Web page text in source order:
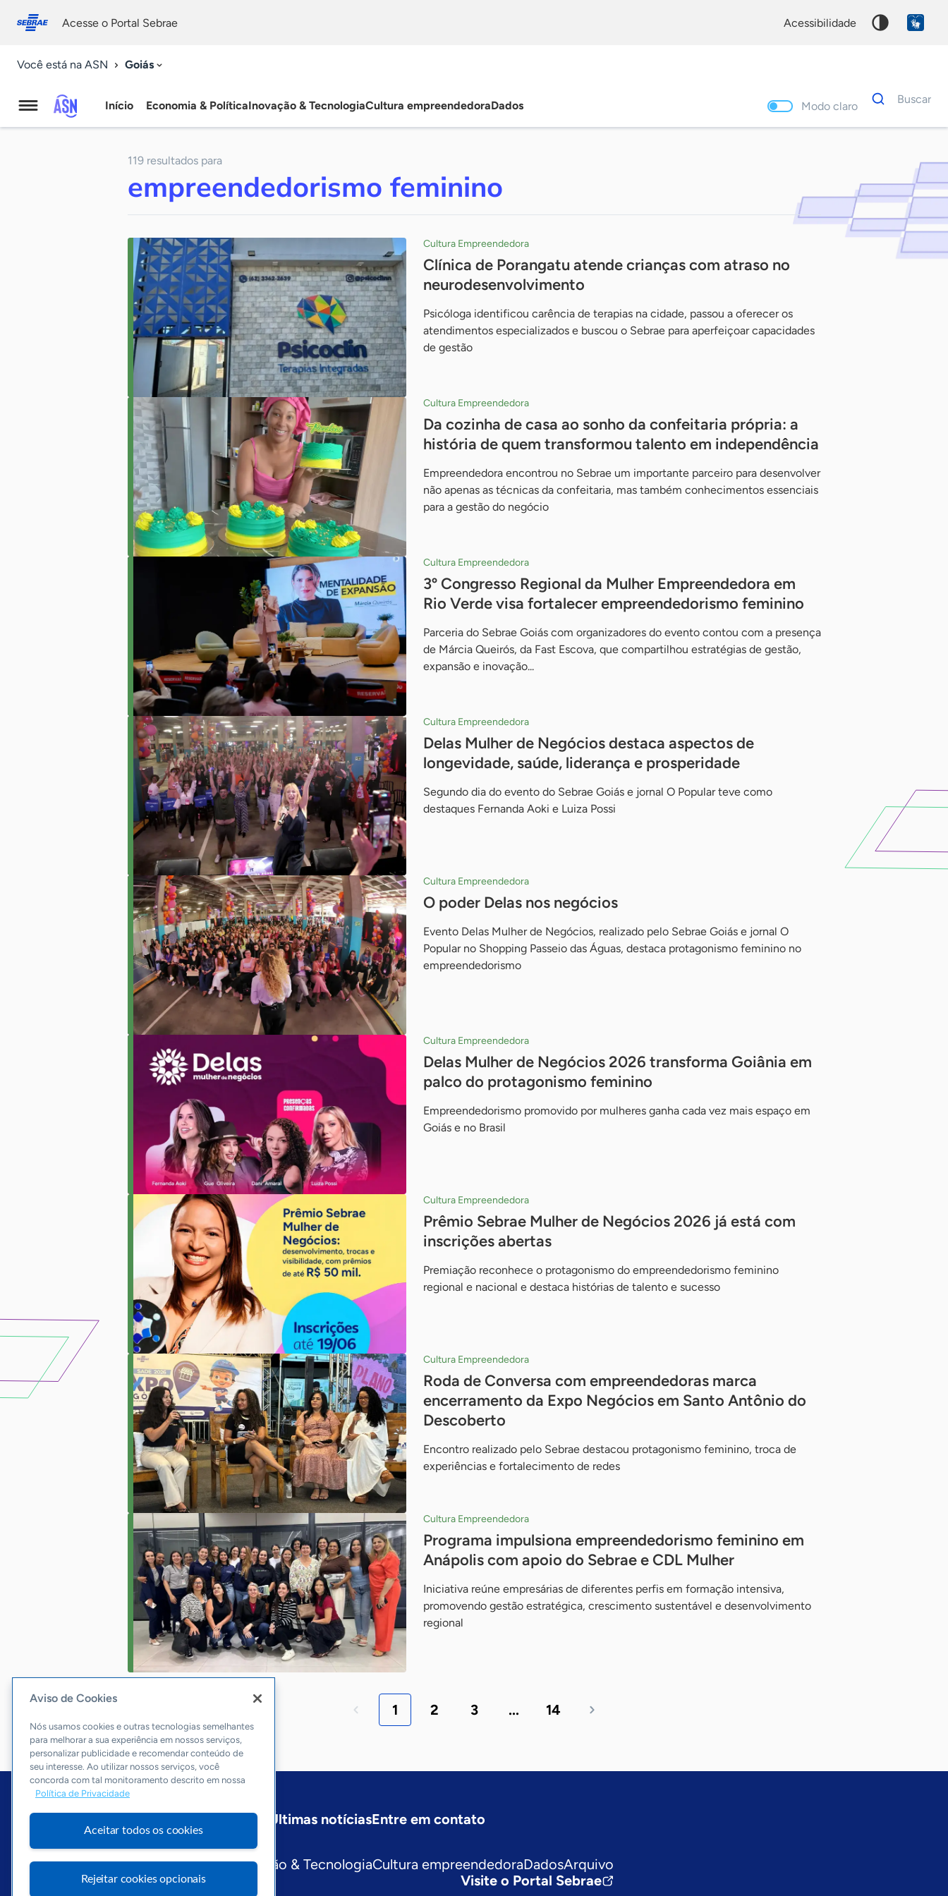
conosco
Acesse o Portal Sebrae acessibilidade
Você está na ASN Goiás
Agência
Notícias
Início Economia & PolíticaInovação & TecnologiaCultura empreendedoraDados Modo claro
Dados
para
Buscar
119 resultados para
empreendedorismo feminino
Cultura Empreendedora
Clínica de Porangatu atende crianças com atraso no
neurodesenvolvimento
Psicóloga identificou carência de terapias na cidade, passou a oferecer os
atendimentos especializados e buscou o Sebrae para aperfeiçoar capacidades
de gestão
Cultura Empreendedora
Da cozinha de casa ao sonho da confeitaria própria: a
história de quem transformou talento em independência
Empreendedora encontrou no Sebrae um importante parceiro para desenvolver
não apenas as técnicas da confeitaria, mas também conhecimentos essenciais
para a gestão do negócio
Cultura Empreendedora
3º Congresso Regional da Mulher Empreendedora em
Rio Verde visa fortalecer empreendedorismo feminino
Parceria do Sebrae Goiás com organizadores do evento contou com a presença
de Márcia Queirós, da Fast Escova, que compartilhou estratégias de gestão,
expansão e inovação...
Cultura Empreendedora
Delas Mulher de Negócios destaca aspectos de
longevidade, saúde, liderança e prosperidade
Segundo dia do evento do Sebrae Goiás e jornal O Popular teve como
destaques Fernanda Aoki e Luiza Possi
Cultura Empreendedora
O poder Delas nos negócios
Evento Delas Mulher de Negócios, realizado pelo Sebrae Goiás e jornal O
Popular no Shopping Passeio das Águas, destaca protagonismo feminino no
empreendedorismo
Cultura Empreendedora
Delas Mulher de Negócios 2026 transforma Goiânia em
palco do protagonismo feminino
Empreendedorismo promovido por mulheres ganha cada vez mais espaço em
Goiás e no Brasil
Cultura Empreendedora
Prêmio Sebrae Mulher de Negócios 2026 já está com
inscrições abertas
Premiação reconhece o protagonismo do empreendedorismo feminino
regional e nacional e destaca histórias de talento e sucesso
Cultura Empreendedora
Roda de Conversa com empreendedoras marca
encerramento da Expo Negócios em Santo Antônio do
Descoberto
Encontro realizado pelo Sebrae destacou protagonismo feminino, troca de
experiências e fortalecimento de redes
Cultura Empreendedora
Programa impulsiona empreendedorismo feminino em
Anápolis com apoio do Sebrae e CDL Mulher
Iniciativa reúne empresárias de diferentes perfis em formação intensiva,
promovendo gestão estratégica, crescimento sustentável e desenvolvimento
regional
1 2 3 ... 14
Sobre a ASN Últimas notíciasEntre em contato
Editorias
Economia & PolíticaInovação & TecnologiaCultura empreendedoraDadosArquivo
Visite o Portal Sebrae
Aviso de Cookies
Nós usamos cookies e outras tecnologias semelhantes
para melhorar a sua experiência em nossos serviços,
personalizar publicidade e recomendar conteúdo de
seu interesse. Ao utilizar nossos serviços, você
concorda com tal monitoramento descrito em nossa
Política de Privacidade
Aceitar todos os cookies
Rejeitar cookies opcionais